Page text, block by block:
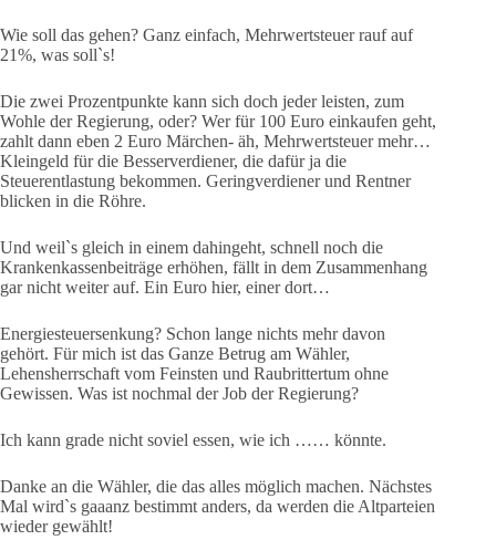
Wie soll das gehen? Ganz einfach, Mehrwertsteuer rauf auf
21%, was soll`s!
Die zwei Prozentpunkte kann sich doch jeder leisten, zum
Wohle der Regierung, oder? Wer für 100 Euro einkaufen geht,
zahlt dann eben 2 Euro Märchen- äh, Mehrwertsteuer mehr…
Kleingeld für die Besserverdiener, die dafür ja die
Steuerentlastung bekommen. Geringverdiener und Rentner
blicken in die Röhre.
Und weil`s gleich in einem dahingeht, schnell noch die
Krankenkassenbeiträge erhöhen, fällt in dem Zusammenhang
gar nicht weiter auf. Ein Euro hier, einer dort…
Energiesteuersenkung? Schon lange nichts mehr davon
gehört. Für mich ist das Ganze Betrug am Wähler,
Lehensherrschaft vom Feinsten und Raubrittertum ohne
Gewissen. Was ist nochmal der Job der Regierung?
Ich kann grade nicht soviel essen, wie ich …… könnte.
Danke an die Wähler, die das alles möglich machen. Nächstes
Mal wird`s gaaanz bestimmt anders, da werden die Altparteien
wieder gewählt!